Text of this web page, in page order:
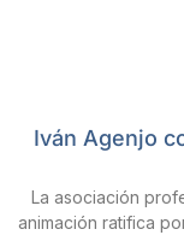
Iván Agenjo
La asociación
animación ratifica